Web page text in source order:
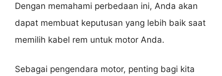
Dengan memahami perbedaan ini, Anda akan
dapat membuat keputusan yang lebih baik saat
memilih kabel rem untuk motor Anda.
Sebagai pengendara motor, penting bagi kita